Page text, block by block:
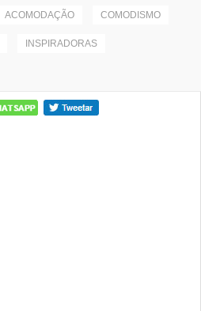
ACOMODAÇÃO COMODISMO
INSPIRADORAS